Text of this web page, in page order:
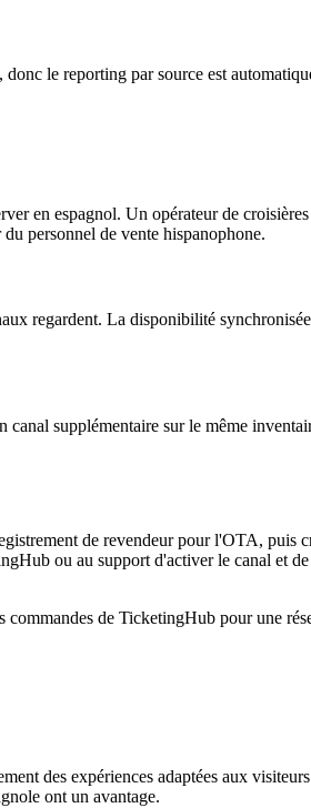
le reporting par source est
en espagnol. Un opérateur de
personnel de vente hispanophone.
regardent. La disponibilité
supplémentaire sur le même
de revendeur pour l'OTA, puis
ou au support d'activer le canal et
de TicketingHub pour une
des expériences adaptées aux
ont un avantage.